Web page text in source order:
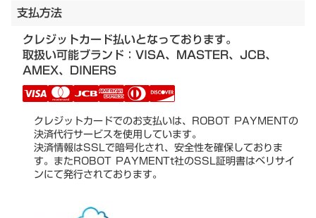
支払方法
クレジットカード払いとなっております。
取扱い可能ブランド：VISA、MASTER、JCB、
AMEX、DINERS
クレジットカードでのお支払いは、ROBOT PAYMENTの
決済代行サービスを使用しています。
決済情報はSSLで暗号化され、安全性を確保しておりま
す。またROBOT PAYMENTt社のSSL証明書はベリサイ
ンにて発行されております。